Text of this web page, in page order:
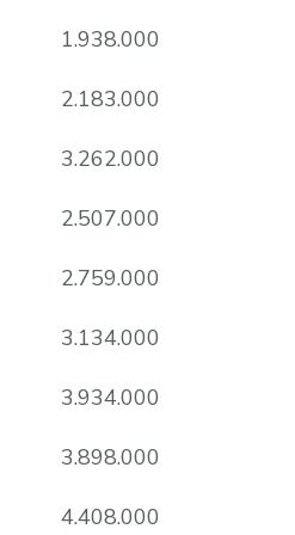
1.938.000
2.183.000
3.262.000
2.507.000
2.759.000
3.134.000
3.934.000
3.898.000
4.408.000